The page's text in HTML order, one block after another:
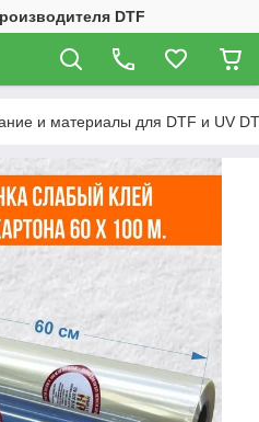
DTF
и материалы для DTF и UV